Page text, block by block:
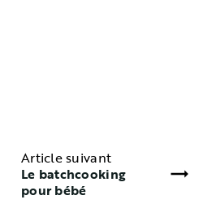
Article suivant
Le batchcooking
pour bébé